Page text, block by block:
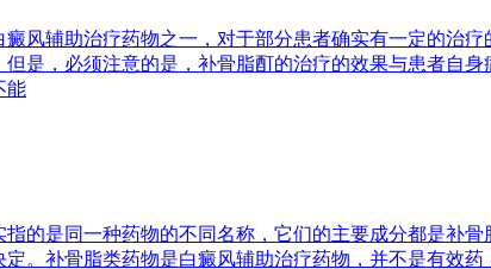
风辅助治疗药物之一，对于部分患者确实有一定的治
是，必须注意的是，补骨脂酊的治疗的效果与患者自
能
的是同一种药物的不同名称，它们的主要成分都是补
。补骨脂类药物是白癜风辅助治疗药物，并不是有效